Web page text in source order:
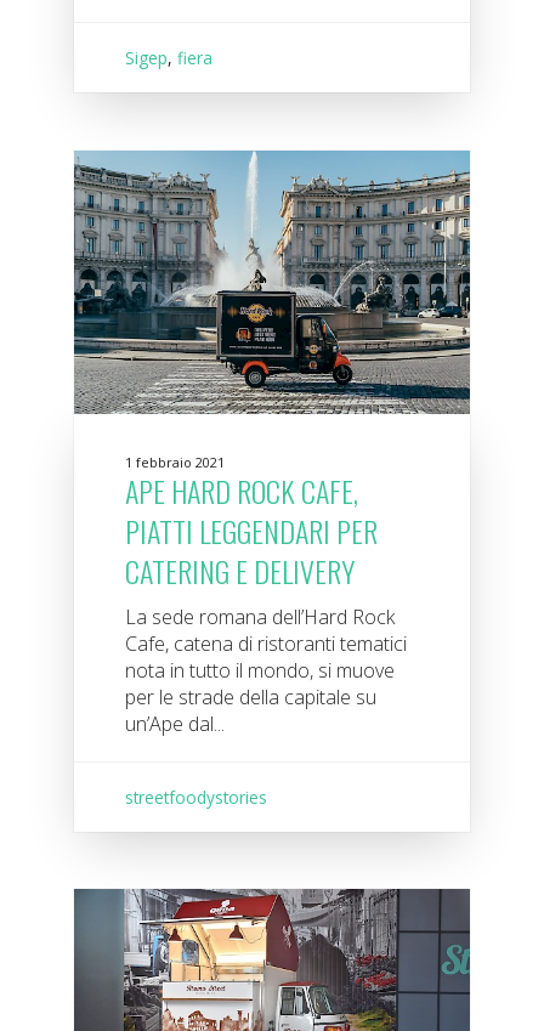
Sigep,fiera
1 febbraio 2021
APE HARD ROCK CAFE,
PIATTI LEGGENDARI PER
CATERING E DELIVERY
La sede romana dell’Hard Rock
Cafe, catena di ristoranti tematici
nota in tutto il mondo, si muove
per le strade della capitale su
un’Ape dal...
streetfoodystories